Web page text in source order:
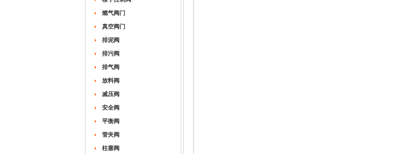
燃气阀门
真空阀门
排泥阀
排污阀
排气阀
放料阀
减压阀
安全阀
平衡阀
管夹阀
柱塞阀